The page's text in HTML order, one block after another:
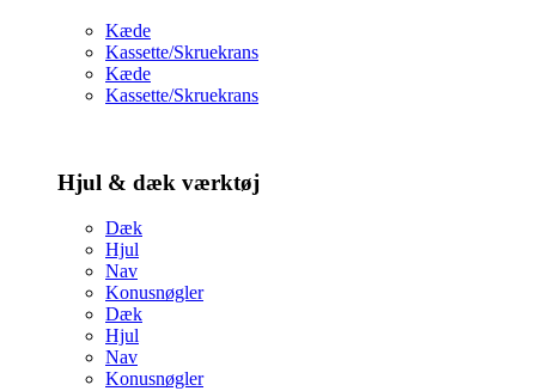
Kæde
Kassette/Skruekrans
Kæde
Kassette/Skruekrans
Hjul & dæk værktøj
Dæk
Hjul
Nav
Konusnøgler
Dæk
Hjul
Nav
Konusnøgler